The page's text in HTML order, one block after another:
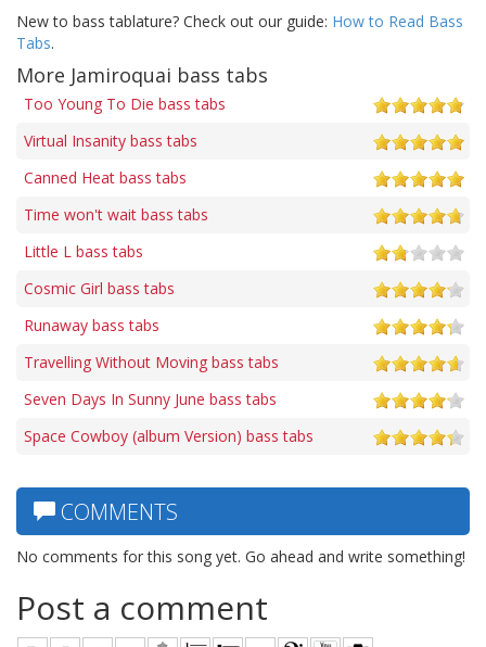
New to bass tablature? Check out our guide: How to Read Bass
Tabs.
More Jamiroquai bass tabs
Too Young To Die bass tabs
Virtual Insanity bass tabs
Canned Heat bass tabs
Time won't wait bass tabs
Little L bass tabs
Cosmic Girl bass tabs
Runaway bass tabs
Travelling Without Moving bass tabs
Seven Days In Sunny June bass tabs
Space Cowboy (album Version) bass tabs
COMMENTS
No comments for this song yet. Go ahead and write something!
Post a comment